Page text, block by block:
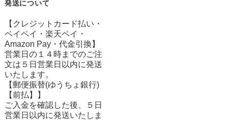
発送について
【クレジットカード払い・
ペイペイ・楽天ペイ・
Amazon Pay・ 代金引換】
営業日の１４時までのご注
文は５日営業日以内に発送
いたします。
【郵便振替(ゆうちょ銀行)
【前払】】
ご入金を確認した後、５日
営業日以内に発送いたしま